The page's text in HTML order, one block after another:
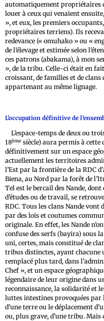
automatiquement propriétaires
louer à ceux qui venaient
», et eux, les premiers
propriétaires terriens). Ils
redevance (« omuhako » ou «
de l’élevage et estimée selon
ces patrons (abakama), à mon
», de la tribu. Celle-ci était en
croissant, de familles et de clans
appartenant au même lignage.
L’occupation définitive de
L’espace-temps de deux ou
18ème siècle) aura permis à cette
définitivement sur un espace
actuellement les territoires
l’Est par la frontière de la RDC
Biena, au Nord par la forêt de
Tel est le bercail des Nande,
d’études ou de travail, se
RDC. Tous les clans Nande vont
par des lois et coutumes
originale. En effet, les Nande
confuse des serfs (bayira) sous
uni, certes, mais constitué de
tribus distinctes, ayant chacune
remplacé plus tard, dans
Chef », et un espace
légendaire de leur origine dans
reconnaissance, la solidarité et
luttes intestines provoquées
d’une terre ou le déplacement
ou, plus grave, d’une tribu.